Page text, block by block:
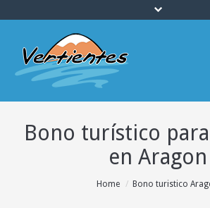
ENGLISH
INICIO
Bono turístico
en Aragon
Home Bono turistico